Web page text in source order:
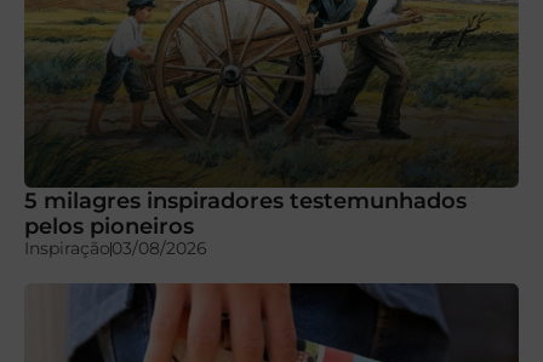
5 milagres inspiradores testemunhados
pelos pioneiros
Inspiração03/08/2026